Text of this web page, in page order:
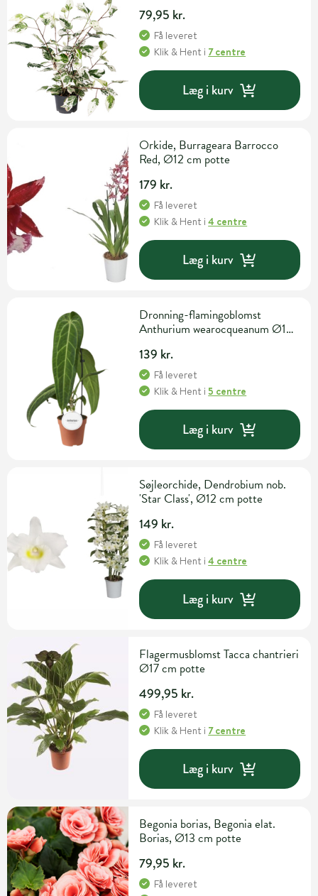
79,95 kr.
Få leveret
Klik & Hent i 7 centre
Læg i kurv
Orkide, Burrageara Barrocco
Red, Ø12 cm potte
179 kr.
Få leveret
Klik & Hent i4 centre
Læg i kurv
Dronning-flamingoblomst
Anthurium wearocqueanum Ø12
139 kr.
Få leveret
Klik & Hent i5 centre
Læg i kurv
Søjleorchide, Dendrobium nob.
'Star Class', Ø12 cm potte
149 kr.
Få leveret
Klik & Hent i4 centre
Læg i kurv
Flagermusblomst Tacca chantrieri
Ø17 cm potte
499,95 kr.
Få leveret
Klik & Hent i 7 centre
Læg i kurv
Begonia borias, Begonia elat.
Borias, Ø13 cm potte
79,95 kr.
Få leveret